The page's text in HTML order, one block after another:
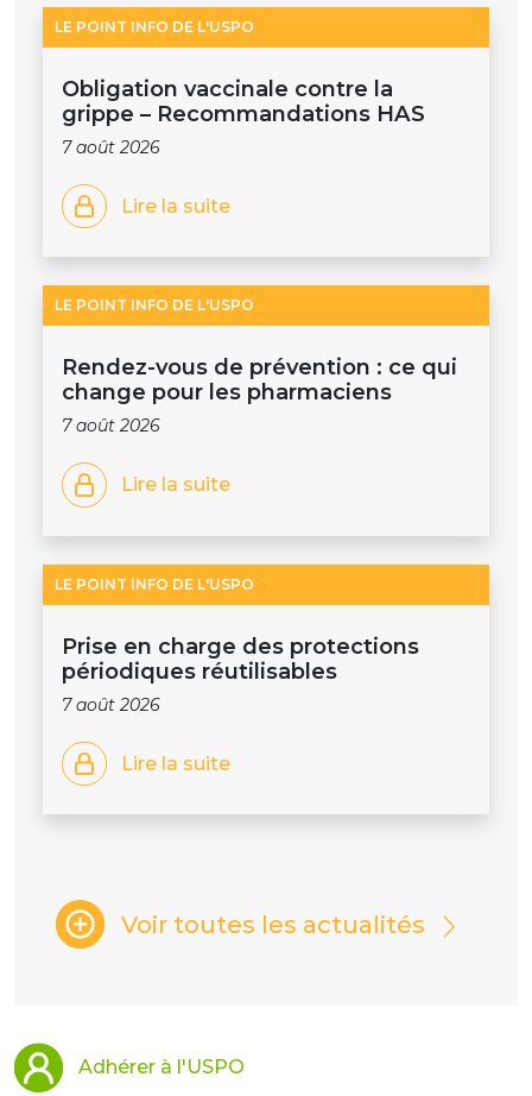
LE POINT INFO DE L'USPO
Obligation vaccinale contre la
grippe – Recommandations HAS
7 août 2026
Lire la suite
LE POINT INFO DE L'USPO
Rendez-vous de prévention : ce qui
change pour les pharmaciens
7 août 2026
Lire la suite
LE POINT INFO DE L'USPO
Prise en charge des protections
périodiques réutilisables
7 août 2026
Lire la suite
Voir toutes les actualités
Adhérer à l'USPO